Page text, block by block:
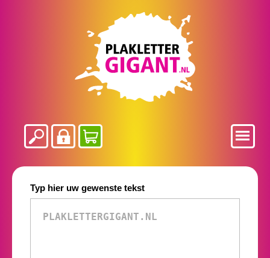
Typ hier uw gewenste tekst